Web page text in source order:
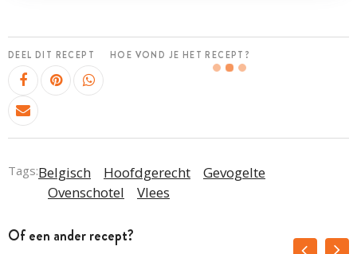
DEEL DIT RECEPT HOE VOND JE HET RECEPT?
Tags:Belgisch Hoofdgerecht
Gevogelte
Ovenschotel
Vlees
Of een ander recept?